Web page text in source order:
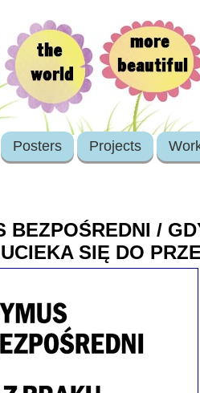
Posters Projects
BEZPOŚREDNI /
SIĘ DO